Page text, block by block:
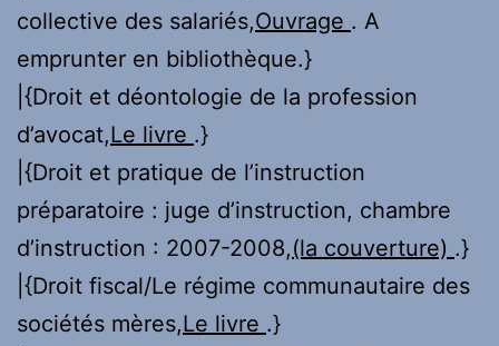
collective des salariés,Ouvrage . A
emprunter en bibliothèque.}
|{Droit et déontologie de la profession
d’avocat,Le livre .}
|{Droit et pratique de l’instruction
préparatoire : juge d’instruction, chambre
d’instruction : 2007-2008,(la couverture) .}
|{Droit fiscal/Le régime communautaire des
sociétés mères,Le livre .}